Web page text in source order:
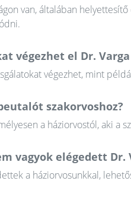
van, általában
végezhet el Dr.
végezhet, mint
szakorvoshoz?
a háziorvostól, aki a
vagyok elégedett
a háziorvosunkkal,